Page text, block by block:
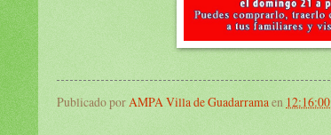
Publicado porAMPA Villa de Guadarramaen 12:16:00